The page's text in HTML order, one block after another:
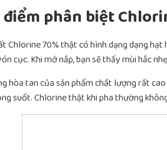
phân biệt
Chlorine 70% thật có hình dạng dạng
cục. Khi mở nắp, bạn sẽ thấy mùi hắc
hòa tan của sản phẩm chất lượng rất
suốt. Chlorine thật khi pha thường